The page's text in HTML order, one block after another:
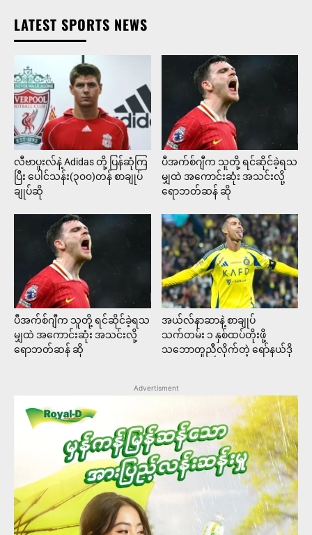
LATEST SPORTS NEWS
လီဗာပူးလ်နဲ့ Adidas တို့ ပြန်ဆုံကြ
ပြီး ပေါင်သန်း(၃၀၀)တန် စာချုပ်
ချုပ်ဆို
ပီအက်စ်ဂျီက သူတို့ ရင်ဆိုင်ခဲ့ရသ
မျှထဲ အကောင်းဆုံး အသင်းလို့
ရောဘတ်ဆန် ဆို
ပီအက်စ်ဂျီက သူတို့ ရင်ဆိုင်ခဲ့ရသ
မျှထဲ အကောင်းဆုံး အသင်းလို့
ရောဘတ်ဆန် ဆို
အယ်လ်နာဆာနဲ့ စာချုပ်
သက်တမ်း ၁ နှစ်ထပ်တိုးဖို့
သဘောတူညီလိုက်တဲ့ ရော်နယ်ဒို
Advertisment